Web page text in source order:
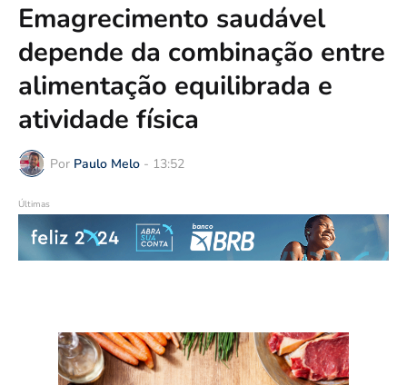
Emagrecimento saudável
depende da combinação entre
alimentação equilibrada e
atividade física
Por Paulo Melo - 13:52
Últimas